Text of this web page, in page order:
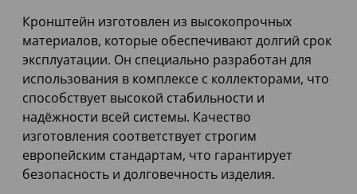
Кронштейн изготовлен из высокопрочных
материалов, которые обеспечивают долгий срок
эксплуатации. Он специально разработан для
использования в комплексе с коллекторами, что
способствует высокой стабильности и
надёжности всей системы. Качество
изготовления соответствует строгим
европейским стандартам, что гарантирует
безопасность и долговечность изделия.